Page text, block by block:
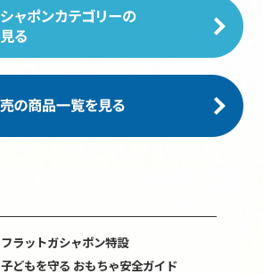
フラットガシャポン特設
子どもを守る おもちゃ安全ガイド